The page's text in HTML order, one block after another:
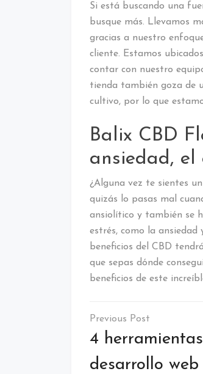
Si está buscando una
busque más. Llevamos
gracias a nuestro
cliente. Estamos
contar con nuestro
tienda también goza de
cultivo, por lo que
Balix CBD
ansiedad, el
¿Alguna vez te sientes
quizás lo pasas mal
ansiolítico y también se
estrés, como la
beneficios del CBD
que sepas dónde
beneficios de este
Navegación
de
entradas
4
desarrollo